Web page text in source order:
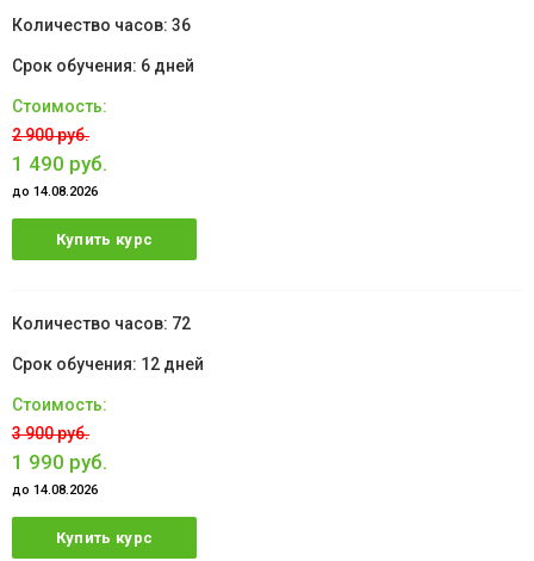
36
6 дней
2 900 руб.
1 490 руб.
до 14.08.2026
Купить курс
72
12 дней
3 900 руб.
1 990 руб.
до 14.08.2026
Купить курс